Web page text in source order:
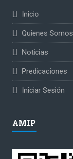
Inicio
Quienes Somos
Noticias
Predicaciones
Iniciar Sesión
AMIP